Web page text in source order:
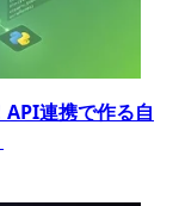
連携で作る自